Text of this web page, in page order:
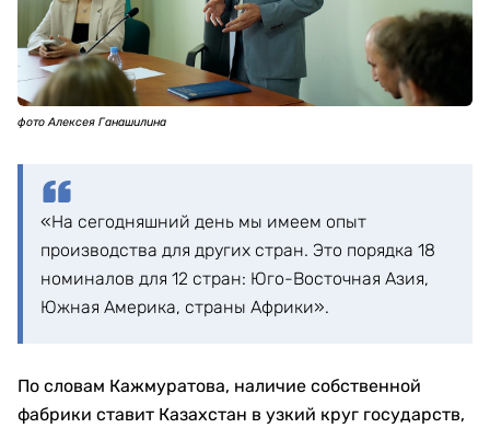
фото Алексея Ганашилина
«На сегодняшний день мы имеем опыт
производства для других стран. Это порядка 18
номиналов для 12 стран: Юго-Восточная Азия,
Южная Америка, страны Африки».
По словам Кажмуратова, наличие собственной
фабрики ставит Казахстан в узкий круг государств,